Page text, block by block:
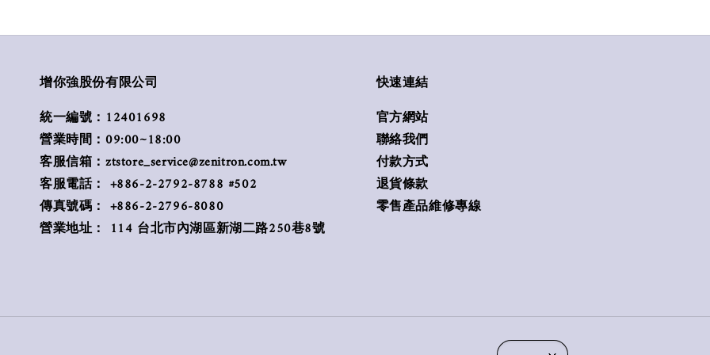
增你強股份有限公司
統一編號：12401698
營業時間：09:00~18:00
客服信箱：ztstore_service@zenitron.com.tw
客服電話： +886-2-2792-8788 #502
傳真號碼： +886-2-2796-8080
營業地址： 114 台北市內湖區新湖二路250巷8號
快速連結
官方網站
聯絡我們
付款方式
退貨條款
零售產品維修專線